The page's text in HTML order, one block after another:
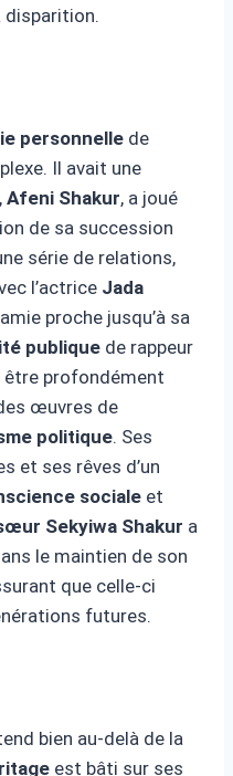
disparition.
personnelle de
Il avait une
Afeni Shakur, a joué
de sa succession
série de relations,
l’actrice Jada
proche jusqu’à sa
publique de rappeur
être profondément
œuvres de
politique. Ses
et ses rêves d’un
sociale et
Sekyiwa Shakur a
le maintien de son
que celle-ci
futures.
bien au-delà de la
est bâti sur ses